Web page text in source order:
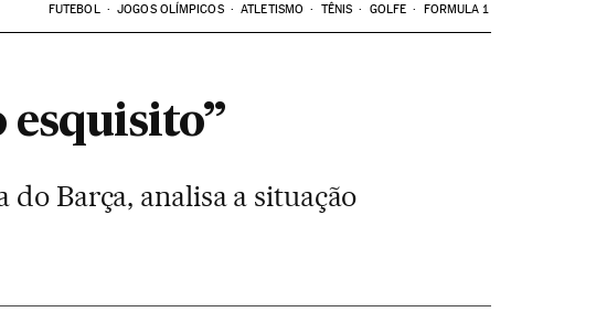
FUTEBOL JOGOS OLÍMPICOS ATLETISMO TÊNIS GOLFE FORMULA 1
esquisito”
Barça, analisa a situação